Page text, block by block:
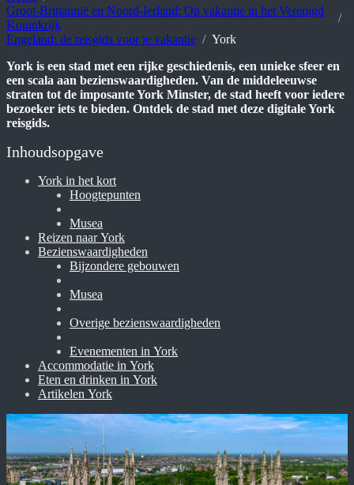
Groot-Brittannië en Noord-Ierland: Op vakantie in het Verenigd
Koninkrijk
Engeland: de reisgids voor je vakantie
York
York is een stad met een rijke geschiedenis, een unieke sfeer en
een scala aan bezienswaardigheden. Van de middeleeuwse
straten tot de imposante York Minster, de stad heeft voor iedere
bezoeker iets te bieden. Ontdek de stad met deze digitale York
reisgids.
Inhoudsopgave
York in het kort
Hoogtepunten
Musea
Reizen naar York
Bezienswaardigheden
Bijzondere gebouwen
Musea
Overige bezienswaardigheden
Evenementen in York
Accommodatie in York
Eten en drinken in York
Artikelen York